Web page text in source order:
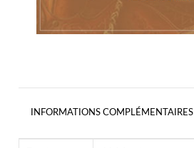
INFORMATIONS COMPLÉMENTAIRES